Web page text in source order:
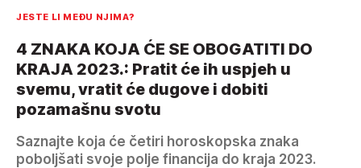
JESTE LI MEĐU NJIMA?
4 ZNAKA KOJA ĆE SE OBOGATITI DO
KRAJA 2023.: Pratit će ih uspjeh u
svemu, vratit će dugove i dobiti
pozamašnu svotu
Saznajte koja će četiri horoskopska znaka
poboljšati svoje polje financija do kraja 2023.